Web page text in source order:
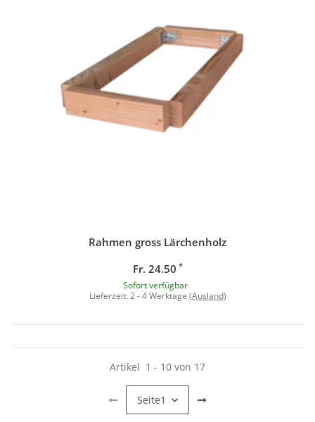
Rahmen gross Lärchenholz
Fr. 24.50 *
Sofort verfügbar
Lieferzeit: 2 - 4 Werktage (Ausland)
Artikel 1 - 10 von 17
Seite1